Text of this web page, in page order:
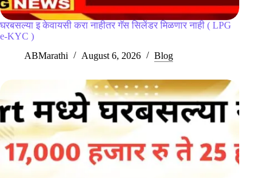
घरबसल्या इ केवायसी करा नाहीतर गॅस सिलेंडर मिळणार नाही ( LPG
e-KYC )
ABMarathi
August 6, 2026 Blog